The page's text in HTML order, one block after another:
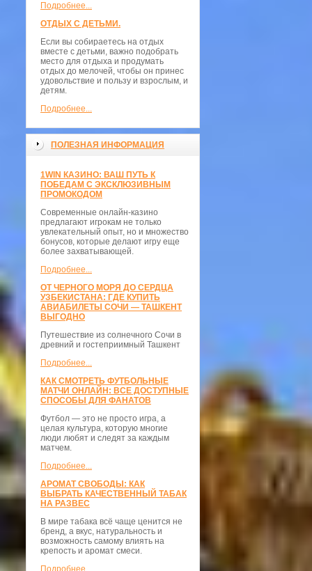
Подробнее...
ОТДЫХ С ДЕТЬМИ.
Если вы собираетесь на отдых
вместе с детьми, важно подобрать
место для отдыха и продумать
отдых до мелочей, чтобы он принес
удовольствие и пользу и взрослым, и
детям.
Подробнее...
ПОЛЕЗНАЯ ИНФОРМАЦИЯ
1WIN КАЗИНО: ВАШ ПУТЬ К
ПОБЕДАМ С ЭКСКЛЮЗИВНЫМ
ПРОМОКОДОМ
Современные онлайн-казино
предлагают игрокам не только
увлекательный опыт, но и множество
бонусов, которые делают игру еще
более захватывающей.
Подробнее...
ОТ ЧЕРНОГО МОРЯ ДО СЕРДЦА
УЗБЕКИСТАНА: ГДЕ КУПИТЬ
АВИАБИЛЕТЫ СОЧИ — ТАШКЕНТ
ВЫГОДНО
Путешествие из солнечного Сочи в
древний и гостеприимный Ташкент
Подробнее...
КАК СМОТРЕТЬ ФУТБОЛЬНЫЕ
МАТЧИ ОНЛАЙН: ВСЕ ДОСТУПНЫЕ
СПОСОБЫ ДЛЯ ФАНАТОВ
Футбол — это не просто игра, а
целая культура, которую многие
люди любят и следят за каждым
матчем.
Подробнее...
АРОМАТ СВОБОДЫ: КАК
ВЫБРАТЬ КАЧЕСТВЕННЫЙ ТАБАК
НА РАЗВЕС
В мире табака всё чаще ценится не
бренд, а вкус, натуральность и
возможность самому влиять на
крепость и аромат смеси.
Подробнее...